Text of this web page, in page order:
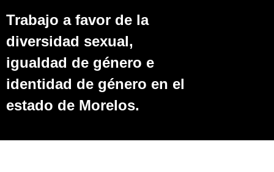
Trabajo a favor de la
diversidad sexual,
igualdad de género e
identidad de género en el
estado de Morelos.